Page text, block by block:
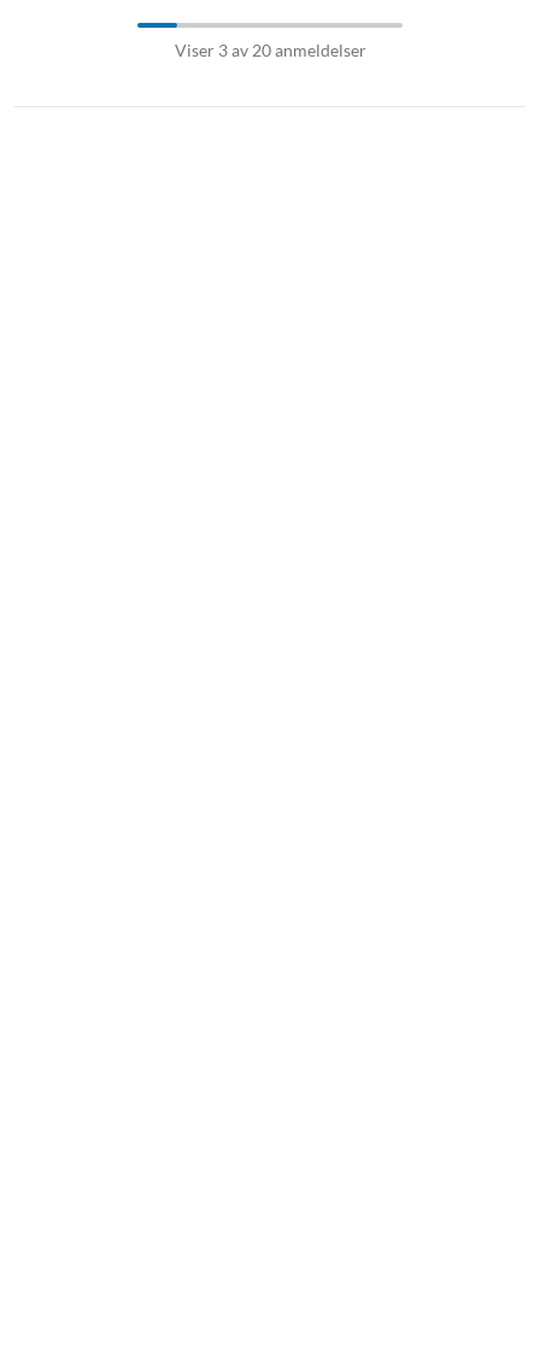
Viser 3 av 20 anmeldelser